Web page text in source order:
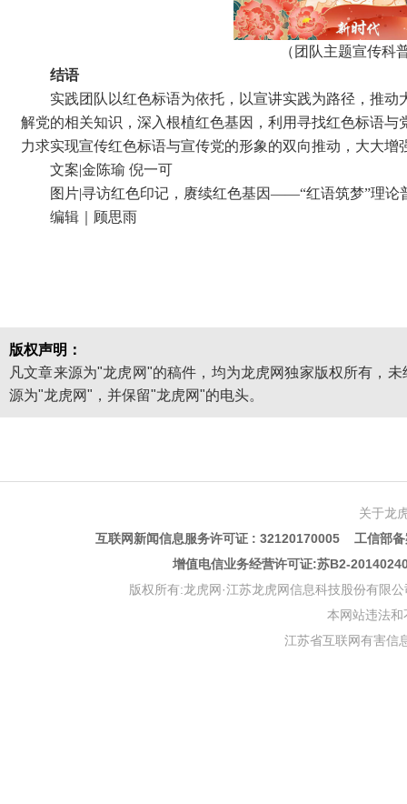
（ 团队主题宣传科
结语
实践团队以红色标语为依托，以宣讲实践为路径，推动
解党的相关知识，深入根植红色基因，利用寻找红色标语
力求实现宣传红色标语与宣传党的形象的双向推动，大大
文案|金陈瑜 倪一可
图片|寻访红色印记，赓续红色基因——“红语筑梦”理论
编辑｜顾思雨
版权声明：
凡文章来源为"龙虎网"的稿件，均为龙虎网独家版权所有，
源为"龙虎网"，并保留"龙虎网"的电头。
关于龙
互联网新闻信息服务许可证 : 32120170005 工信部
增值电信业务经营许可证:苏B2-
版权所有:龙虎网·江苏龙虎网信息科技股份有限
本网站违法
江苏省互联网有害